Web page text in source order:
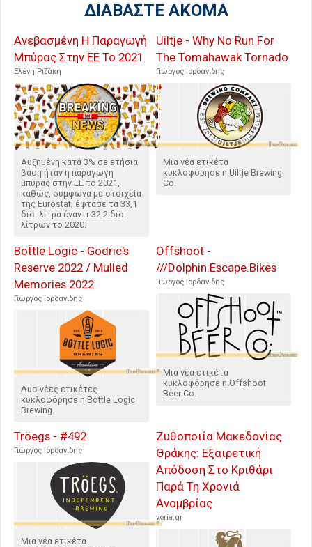
ΔΙΑΒΑΣΤΕ ΑΚΟΜΑ
Ανεβασμένη Η Παραγωγή
Μπύρας Στην ΕΕ Το 2021
Ελένη Ριζάκη
Αυξημένη κατά 3% σε ετήσια
βάση ήταν η παραγωγή
μπύρας στην ΕΕ το 2021,
καθώς, σύμφωνα με στοιχεία
της Eurostat, έφτασε τα 33,1
δισ. λίτρα έναντι 32,2 δισ.
λίτρων το 2020.
Uiltje - Why No Run For
The Tomahawak Tornado
Γιώργος Ιορδανίδης
Μια νέα ετικέτα
κυκλοφόρησε η Uiltje Brewing
Co.
Bottle Logic - Godric's
Reserve 2022 / Mulled
Memories 2022
Γιώργος Ιορδανίδης
Δυο νέες ετικέτες
κυκλοφόρησε η Bottle Logic
Brewing.
Offshoot -
///Dolphin.Escape.Bikes
Γιώργος Ιορδανίδης
Μια νέα ετικέτα
κυκλοφόρησε η Offshoot
Beer Co.
Tröegs - #492
Γιώργος Ιορδανίδης
Μια νέα ετικέτα
Ζυθοποιία Μακεδονίας
Θράκης: Εξαιρετική
Απόδοση Στο Κριθάρι
Παρά Τη Χρονιά
Ανομβρίας
voria.gr